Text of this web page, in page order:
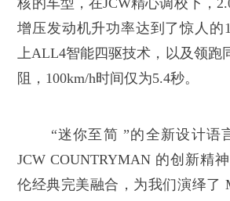
核的车型，在JCW精心调校下，
增压发动机升功率达到了惊人的
上ALL4智能四驱技术，以及领跑
阻，100km/h时间仅为5.4秒。
“迷你至简 ”的全新设计语
JCW COUNTRYMAN 的创新精
伦经典完美融合，为我们演绎了